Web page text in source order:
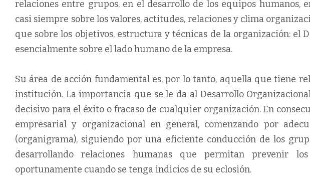
relaciones entre grupos, en el desarrollo de los equipos humanos,
casi siempre sobre los valores, actitudes, relaciones y clima
que sobre los objetivos, estructura y técnicas de la organización: el
esencialmente sobre el lado humano de la empresa.
Su área de acción fundamental es, por lo tanto, aquella que tiene
institución. La importancia que se le da al Desarrollo
decisivo para el éxito o fracaso de cualquier organización. En
empresarial y organizacional en general, comenzando por
(organigrama), siguiendo por una eficiente conducción de los
desarrollando relaciones humanas que permitan prevenir
oportunamente cuando se tenga indicios de su eclosión.